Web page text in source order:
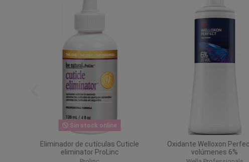
Sin stock online
Eliminador de cutículas Cuticle
eliminator ProLinc
Oxidante Welloxon
volúmenes 6%